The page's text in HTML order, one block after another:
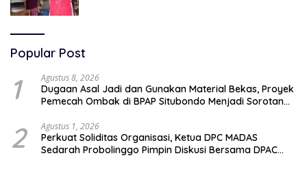
Popular Post
1 Agustus 8, 2026
Dugaan Asal Jadi dan Gunakan Material Bekas, Proyek
Pemecah Ombak di BPAP Situbondo Menjadi Sorotan
2 Agustus 1, 2026
Perkuat Soliditas Organisasi, Ketua DPC MADAS
Sedarah Probolinggo Pimpin Diskusi Bersama DPAC